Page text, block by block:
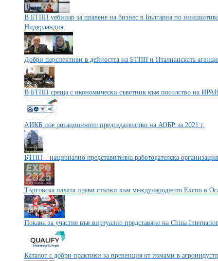
В БТПП уебинар за правене на бизнес в България по
Нидерландия
Добри перспективи в дейността на БТПП и Италианската
В БТПП среща с икономически съветник към посолство на
АИКБ пое ротационното председателство на АОБР за 2021 г.
БТПП – национално представителна работодателска
Търговска палата прави стъпки към междунaродното Екcпо в
Покана за участие във виртуално представяне на China
Каталог с добри практики за превенция от измами в